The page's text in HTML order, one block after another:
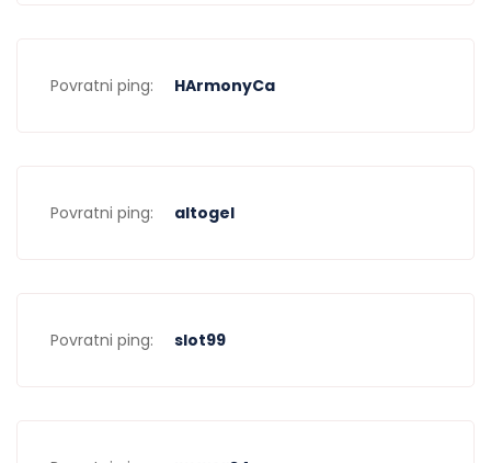
Povratni ping: HArmonyCa
Povratni ping: altogel
Povratni ping: slot99